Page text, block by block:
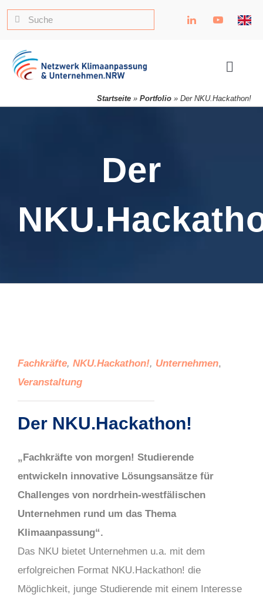
Zum
Inhalt
Suche
Toggle
Startseite »Portfolio »Der NKU.Hackathon!
Der
Fachkräfte, NKU.Hackathon!, Unternehmen,
Veranstaltung
Der NKU.Hackathon!
„Fachkräfte von morgen! Studierende
entwickeln innovative Lösungsansätze für
Challenges von nordrhein-westfälischen
Unternehmen rund um das Thema
Klimaanpassung“.
Das NKU bietet Unternehmen u.a. mit dem
erfolgreichen Format NKU.Hackathon! die
Möglichkeit, junge Studierende mit einem Interesse